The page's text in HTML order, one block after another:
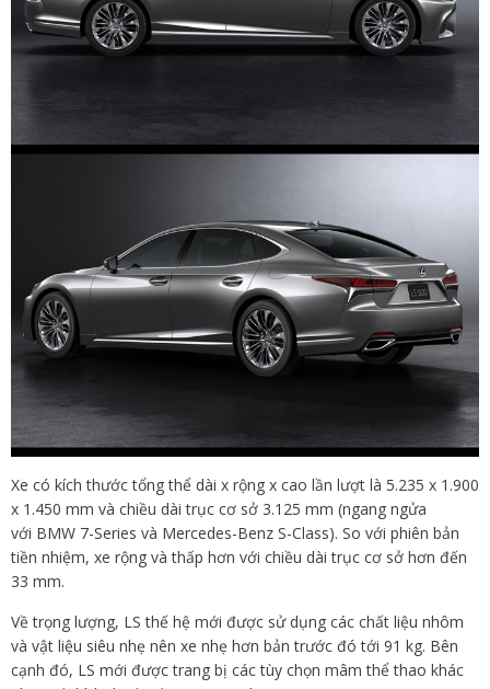
Xe có kích thước tổng thể dài x rộng x cao lần lượt là 5.235 x 1.900
x 1.450 mm và chiều dài trục cơ sở 3.125 mm (ngang ngửa
với BMW 7-Series và Mercedes-Benz S-Class). So với phiên bản
tiền nhiệm, xe rộng và thấp hơn với chiều dài trục cơ sở hơn đến
33 mm.
Về trọng lượng, LS thế hệ mới được sử dụng các chất liệu nhôm
và vật liệu siêu nhẹ nên xe nhẹ hơn bản trước đó tới 91 kg. Bên
cạnh đó, LS mới được trang bị các tùy chọn mâm thể thao khác